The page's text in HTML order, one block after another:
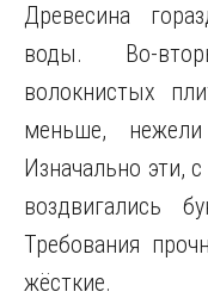
Древесина
воды. Во-
волокнистых
меньше,
Изначально эти,
воздвигались
Требования
жёсткие.